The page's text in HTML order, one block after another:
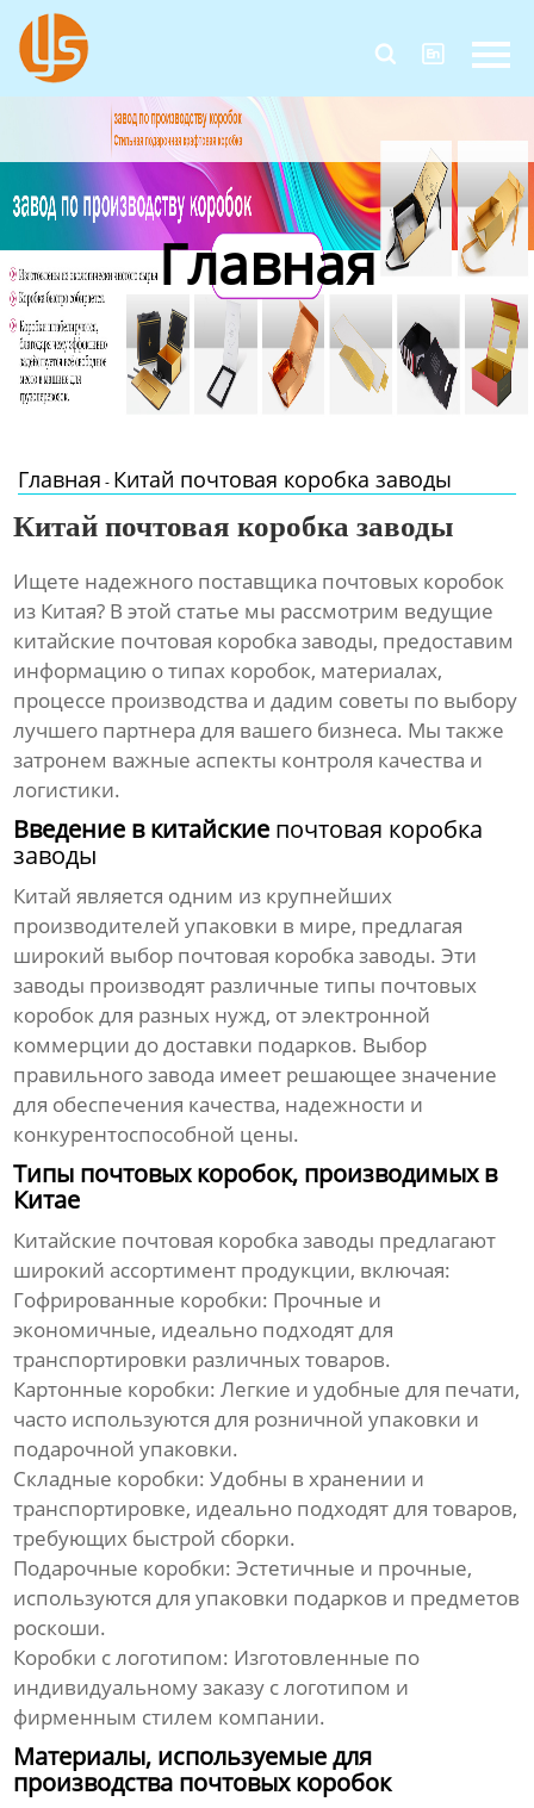
 
Главная
Продукция
О Нас
Контакты Главная
Главная - Китай почтовая коробка заводы
Китай почтовая коробка заводы
Ищете надежного поставщика почтовых коробок
из Китая? В этой статье мы рассмотрим ведущие
китайские почтовая коробка заводы, предоставим
информацию о типах коробок, материалах,
процессе производства и дадим советы по выбору
лучшего партнера для вашего бизнеса. Мы также
затронем важные аспекты контроля качества и
логистики.
Введение в китайские почтовая коробка
заводы
Китай является одним из крупнейших
производителей упаковки в мире, предлагая
широкий выбор почтовая коробка заводы. Эти
заводы производят различные типы почтовых
коробок для разных нужд, от электронной
коммерции до доставки подарков. Выбор
правильного завода имеет решающее значение
для обеспечения качества, надежности и
конкурентоспособной цены.
Типы почтовых коробок, производимых в
Китае
Китайские почтовая коробка заводы предлагают
широкий ассортимент продукции, включая:
Гофрированные коробки: Прочные и
экономичные, идеально подходят для
транспортировки различных товаров.
Картонные коробки: Легкие и удобные для печати,
часто используются для розничной упаковки и
подарочной упаковки.
Складные коробки: Удобны в хранении и
транспортировке, идеально подходят для товаров,
требующих быстрой сборки.
Подарочные коробки: Эстетичные и прочные,
используются для упаковки подарков и предметов
роскоши.
Коробки с логотипом: Изготовленные по
индивидуальному заказу с логотипом и
фирменным стилем компании.
Материалы, используемые для
производства почтовых коробок